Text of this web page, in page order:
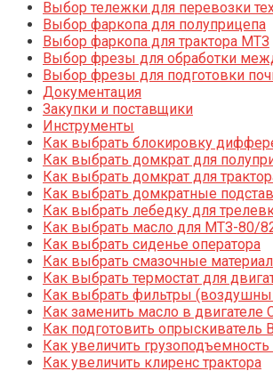
Выбор тележки для перевозки
Выбор фаркопа для полуприцепа
Выбор фаркопа для трактора МТЗ
Выбор фрезы для обработки
Выбор фрезы для подготовки
Документация
Закупки и поставщики
Инструменты
Как выбрать блокировку
Как выбрать домкрат для
Как выбрать домкрат для
Как выбрать домкратные
Как выбрать лебедку для
Как выбрать масло для МТЗ-80/
Как выбрать сиденье оператора
Как выбрать смазочные
Как выбрать термостат для
Как выбрать фильтры
Как заменить масло в двигателе
Как подготовить опрыскиватель
Как увеличить
Как увеличить клиренс трактора